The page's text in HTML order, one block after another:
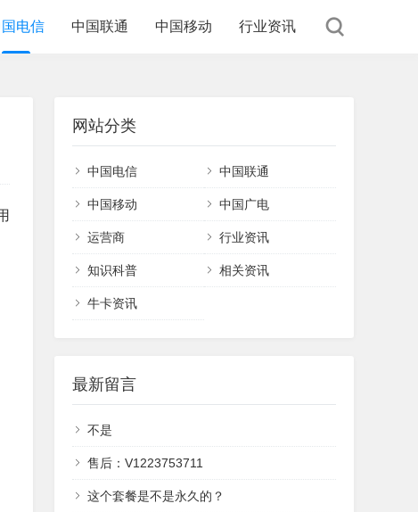
电信 中国联通 中国移动 行业资讯
网站分类
中国电信 中国联通
中国移动 中国广电
运营商 行业资讯
知识科普 相关资讯
牛卡资讯
最新留言
不是
售后：V1223753711
这个套餐是不是永久的？